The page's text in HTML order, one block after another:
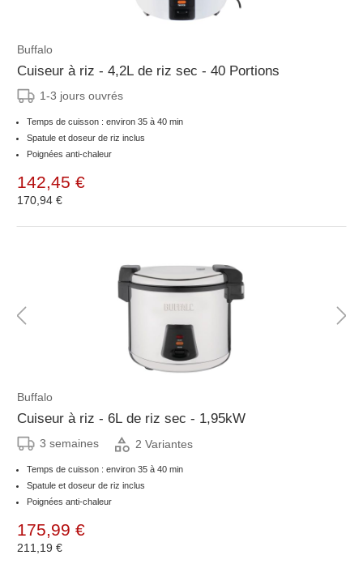
Buffalo
Cuiseur à riz - 4,2L de riz sec - 40 Portions
1-3 jours ouvrés
Temps de cuisson : environ 35 à 40 min
Spatule et doseur de riz inclus
Poignées anti-chaleur
142,45 €
170,94 €
Buffalo
Cuiseur à riz - 6L de riz sec - 1,95kW
3 semaines 2 Variantes
Temps de cuisson : environ 35 à 40 min
Spatule et doseur de riz inclus
Poignées anti-chaleur
175,99 €
211,19 €